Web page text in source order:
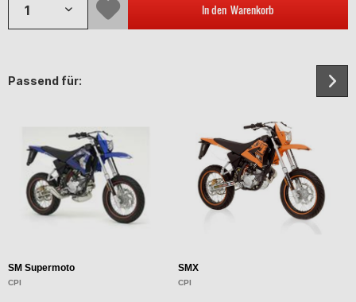
In den Warenkorb
Passend für:
SM Supermoto
CPI
SMX
CPI